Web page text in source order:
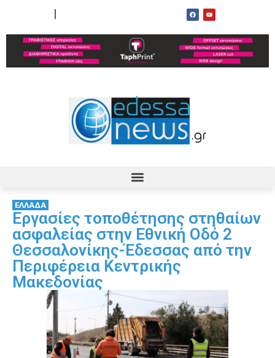
ΕΛΛΑΔΑ
Εργασίες τοποθέτησης στηθαίων
ασφαλείας στην Εθνική Οδό 2
Θεσσαλονίκης-Έδεσσας από την
Περιφέρεια Κεντρικής
Μακεδονίας